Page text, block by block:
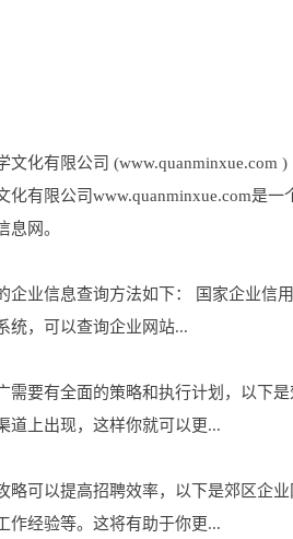
化有限公司 (www.quanminxue.com )
化有限公司www.quanminxue.com是
息网。
企业信息查询方法如下： 国家企业信
统，可以查询企业网站...
需要有全面的策略和执行计划，以下
道上出现，这样你就可以更...
略可以提高招聘效率，以下是郊区企
作经验等。这将有助于你更...